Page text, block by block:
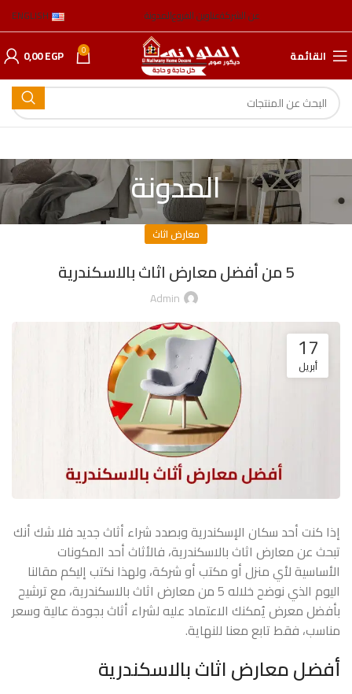
عن الشركةعناوين الفروعالمدونة ENGLISH
القائمة 0
0,00EGP
المدونة
معارض اثاث
5 من أفضل معارض اثاث بالاسكندرية
Admin
17
أبريل
إذا كنت أحد سكان الإسكندرية وبصدد شراء أثاث جديد فلا شك أنك
تبحث عن معارض اثاث بالاسكندرية، فالأثاث أحد المكونات
الأساسية لأي منزل أو مكتب أو شركة، ولهذا نكتب إليكم مقالنا
اليوم الذي نوضح خلاله 5 من معارض اثاث بالاسكندرية، مع ترشيح
بأفضل معرض يُمكنك الاعتماد عليه لشراء أثاث بجودة عالية وسعر
مناسب، فقط تابع معنا للنهاية.
أفضل معارض اثاث بالاسكندرية